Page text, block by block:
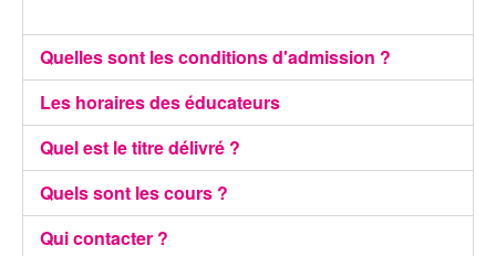
Quelles sont les conditions d'admission ?
Les horaires des éducateurs
Quel est le titre délivré ?
Quels sont les cours ?
Qui contacter ?